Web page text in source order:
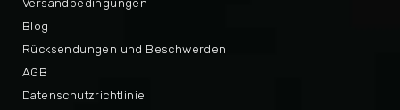
Rücksendungen und Beschwerden
AGB
Datenschutzrichtlinie
Versandbedingungen
Blog